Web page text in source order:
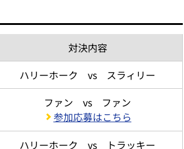
対決内容
ハリーホーク vs スラィリー
ファン vs ファン
参加応募はこちら
ハリーホーク vs トラッキー